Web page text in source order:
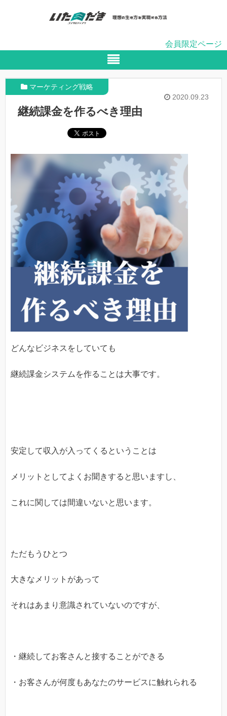
会員限定ページ
2020.09.23
マーケティング戦略
継続課金を作るべき理由
どんなビジネスをしていても
継続課金システムを作ることは大事です。
安定して収入が入ってくるということは
メリットとしてよくお聞きすると思いますし、
これに関しては間違いないと思います。
ただもうひとつ
大きなメリットがあって
それはあまり意識されていないのですが、
・継続してお客さんと接することができる
・お客さんが何度もあなたのサービスに触れられる